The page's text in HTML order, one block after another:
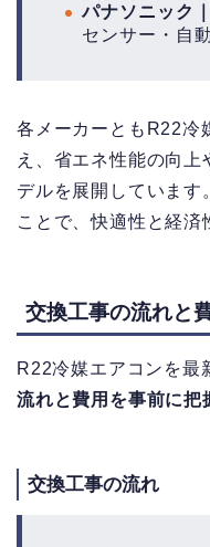
パナソニック
センサー・自
各メーカーともR22冷
え、省エネ性能の向
デルを展開しています
ことで、快適性と経済
交換工事の流れと
R22冷媒エアコンを最
流れと費用を事前に把
交換工事の流れ